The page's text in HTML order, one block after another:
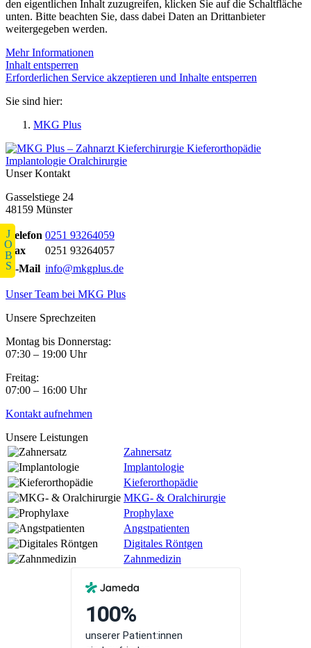
JOBS
den eigentlichen Inhalt zuzugreifen, klicken Sie auf die Schaltfläche
unten. Bitte beachten Sie, dass dabei Daten an Drittanbieter
weitergegeben werden.
Mehr Informationen
Inhalt entsperren
Erforderlichen Service akzeptieren und Inhalte entsperren
Sie sind hier:
MKG Plus
Unser Kontakt
Gasselstiege 24
48159 Münster
Telefon 0251 93264059
Fax
0251 93264057
E-Mail info@mkgplus.de
Unser Team bei MKG Plus
Unsere Sprechzeiten
Montag bis Donnerstag:
07:30 – 19:00 Uhr
Freitag:
07:00 – 16:00 Uhr
Kontakt aufnehmen
Unsere Leistungen
Zahnersatz
Implantologie
Kieferorthopädie
MKG- & Oralchirurgie
Prophylaxe
Angstpatienten
Digitales Röntgen
Zahnmedizin